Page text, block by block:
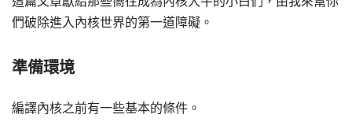
們破除進入內核世界的第一道障礙。
準備環境
編譯內核之前有一些基本的條件。